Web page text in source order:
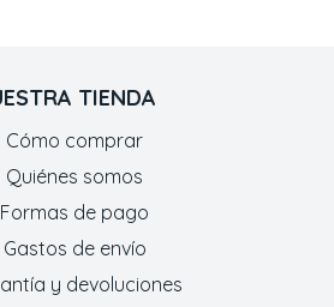
TIENDA
Cómo comprar
Quiénes somos
Formas de pago
Gastos de envío
y devoluciones